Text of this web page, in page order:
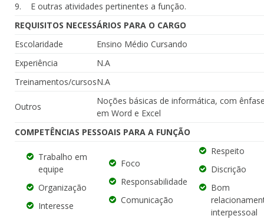
9. E outras atividades pertinentes a função.
REQUISITOS NECESSÁRIOS PARA O CARGO
Escolaridade
Ensino Médio Cursando
Experiência
N.A
Treinamentos/cursosN.A
Outros
Noções básicas de informática, com
em Word e Excel
COMPETÊNCIAS PESSOAIS PARA A FUNÇÃO
Trabalho em
equipe
Organização
Interesse
Foco
Responsabilidade
Comunicação
Respeito
Discrição
Bom
interpessoal